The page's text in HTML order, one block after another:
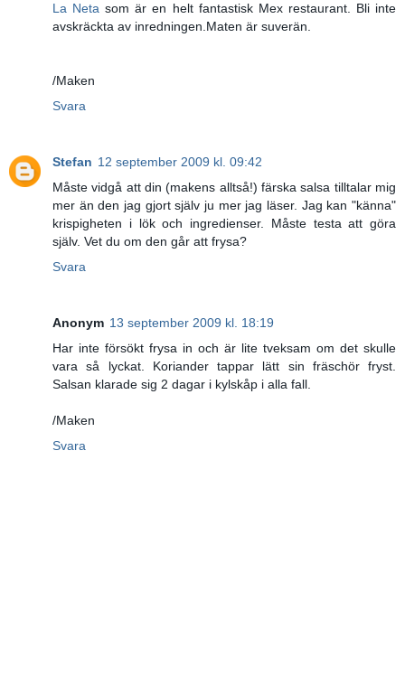
La Neta som är en helt fantastisk Mex restaurant. Bli inte
avskräckta av inredningen.Maten är suverän.
/Maken
Svara
Stefan 12 september 2009 kl. 09:42
Måste vidgå att din (makens alltså!) färska salsa tilltalar mig
mer än den jag gjort själv ju mer jag läser. Jag kan "känna"
krispigheten i lök och ingredienser. Måste testa att göra
själv. Vet du om den går att frysa?
Svara
Anonym 13 september 2009 kl. 18:19
Har inte försökt frysa in och är lite tveksam om det skulle
vara så lyckat. Koriander tappar lätt sin fräschör fryst.
Salsan klarade sig 2 dagar i kylskåp i alla fall.
/Maken
Svara